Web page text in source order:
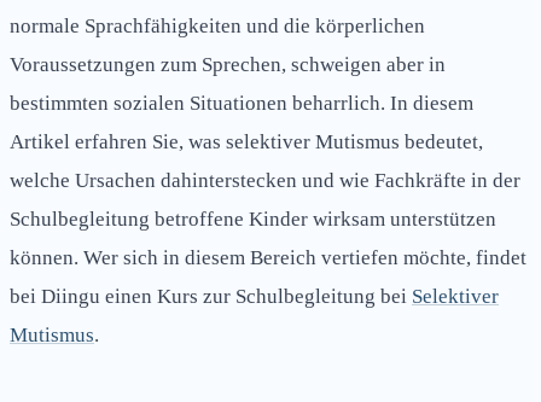
normale Sprachfähigkeiten und die körperlichen
Voraussetzungen zum Sprechen, schweigen aber in
bestimmten sozialen Situationen beharrlich. In diesem
Artikel erfahren Sie, was selektiver Mutismus bedeutet,
welche Ursachen dahinterstecken und wie Fachkräfte in der
Schulbegleitung betroffene Kinder wirksam unterstützen
können. Wer sich in diesem Bereich vertiefen möchte, findet
bei Diingu einen Kurs zur Schulbegleitung bei Selektiver
Mutismus.